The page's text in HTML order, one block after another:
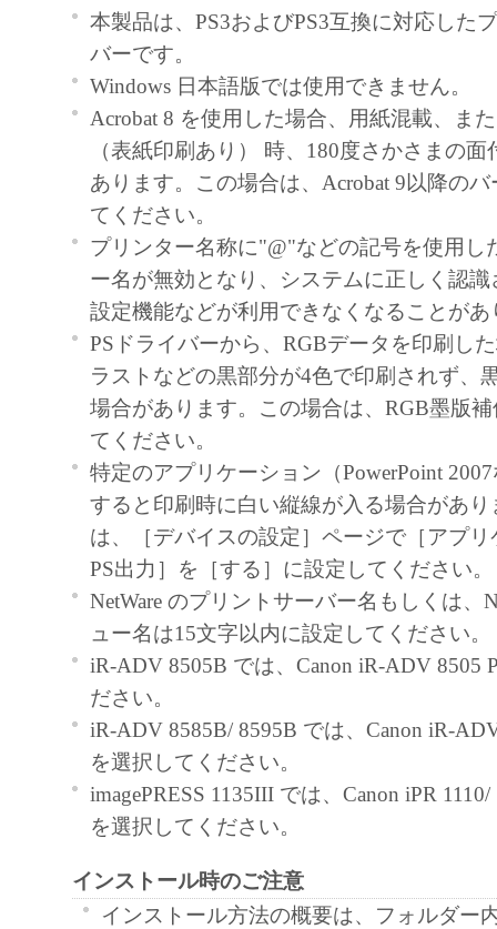
RIGHTS AND RESTRICTIONS
AGREEMENT BEFORE INSTALLING THE
CLICKING THE BUTTON INDICATING
ACCEPTANCE AS STATED BELOW OR
SOFTWARE, YOU AGREE TO BE BOUND
AND CONDITIONS OF THIS
NOT AGREE TO THE FOLLOWING
CONDITIONS OF THIS AGREEMENT, DO
SOFTWARE.
1. GRANT OF LICENSE
Canon grants you a personal, limited and non-
use ("use" as used herein shall include storing,
accessing, executing or displaying) the
use with Products only on computers directly
connected to the Products (the "Designated
You may allow other users of other computers
Designated Computer to use the SOFTWARE,
must assure that all such users shall abide by
Agreement and shall be subject to restrictions
borne by you hereunder.
You may make one copy of the SOFTWARE
purpose.
2. RESTRICTIONS
You shall not use the SOFTWARE except as
permitted herein, and shall not assign,
loan, convey or transfer to any third party the
language, modify, disassemble, decompile or
engineer the SOFTWARE and you shall not
本製品は、PS3およびPS3互換に対応した
バーです。
Windows 日本語版では使用できません。
Acrobat 8 を使用した場合、用紙混載、ま
（表紙印刷あり） 時、180度さかさまの
あります。この場合は、Acrobat 9以降の
てください。
プリンター名称に"@"などの記号を使用し
ー名が無効となり、システムに正しく認
設定機能などが利用できなくなることがあ
PSドライバーから、RGBデータを印刷し
ラストなどの黒部分が4色で印刷されず、
場合があります。この場合は、RGB墨版
てください。
特定のアプリケーション（PowerPoint
すると印刷時に白い縦線が入る場合があ
は、［デバイスの設定］ページで［アプ
PS出力］を［する］に設定してください。
NetWare のプリントサーバー名もしくは、
ュー名は15文字以内に設定してください。
iR-ADV 8505B では、Canon iR-ADV 8505
ださい。
iR-ADV 8585B/ 8595B では、Canon iR-
を選択してください。
imagePRESS 1135III では、Canon iPR 1110/
を選択してください。
インストール時のご注意
インストール方法の概要は、フォルダー